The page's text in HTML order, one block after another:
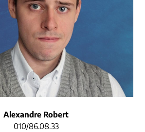
Alexandre Robert
010/86.08.33